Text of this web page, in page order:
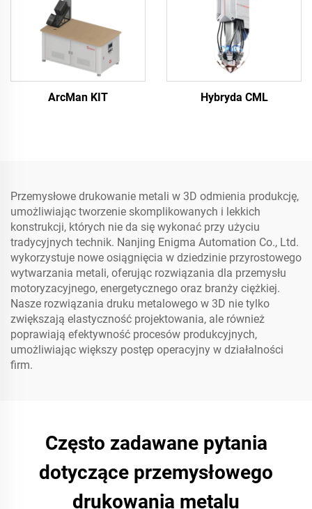
ArcMan KIT Hybryda CML
Przemysłowe drukowanie metali w 3D odmienia produkcję,
umożliwiając tworzenie skomplikowanych i lekkich
konstrukcji, których nie da się wykonać przy użyciu
tradycyjnych technik. Nanjing Enigma Automation Co., Ltd.
wykorzystuje nowe osiągnięcia w dziedzinie przyrostowego
wytwarzania metali, oferując rozwiązania dla przemysłu
motoryzacyjnego, energetycznego oraz branży ciężkiej.
Nasze rozwiązania druku metalowego w 3D nie tylko
zwiększają elastyczność projektowania, ale również
poprawiają efektywność procesów produkcyjnych,
umożliwiając większy postęp operacyjny w działalności
firm.
Często zadawane pytania
dotyczące przemysłowego
drukowania metalu